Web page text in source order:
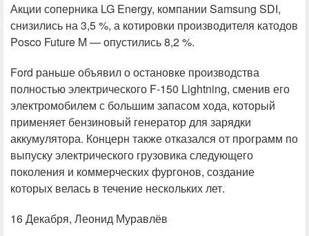
Акции соперника LG Energy, компании Samsung SDI,
снизились на 3,5 %, а котировки производителя катодов
Posco Future M — опустились 8,2 %.
Ford раньше объявил о остановке производства
полностью электрического F-150 Lightning, сменив его
электромобилем с большим запасом хода, который
применяет бензиновый генератор для зарядки
аккумулятора. Концерн также отказался от программ по
выпуску электрического грузовика следующего
поколения и коммерческих фургонов, создание
которых велась в течение нескольких лет.
16 Декабря, Леонид Муравлёв